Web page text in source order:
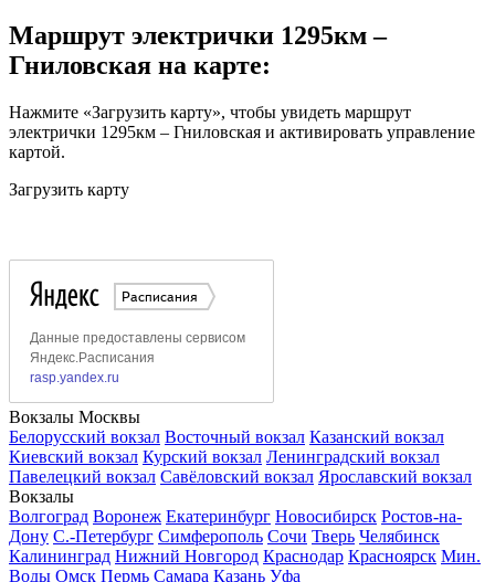
Маршрут электрички 1295км –
Гниловская на карте:
Нажмите «Загрузить карту», чтобы увидеть маршрут
электрички 1295км – Гниловская и активировать управление
картой.
Загрузить карту
Вокзалы Москвы
Белорусский вокзал Восточный вокзал Казанский вокзал
Киевский вокзал Курский вокзал Ленинградский вокзал
Павелецкий вокзал Савёловский вокзал Ярославский вокзал
Вокзалы
Волгоград Воронеж Екатеринбург Новосибирск Ростов-на-
Дону С.-Петербург Симферополь Сочи Тверь Челябинск
Калининград Нижний Новгород Краснодар Красноярск Мин.
Воды Омск Пермь Самара Казань Уфа